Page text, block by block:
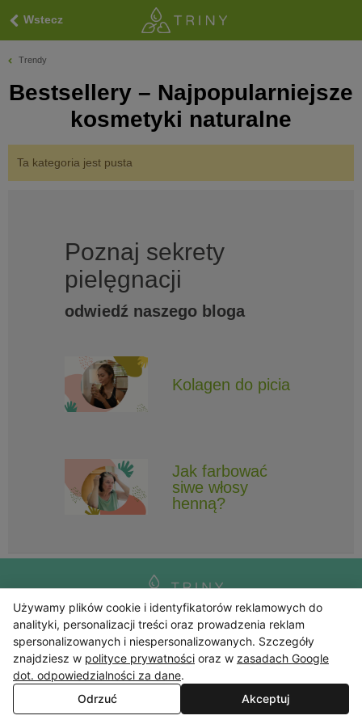
Wstecz
Trendy
Bestsellery – Najpopularniejsze
kosmetyki naturalne
Ta kategoria jest pusta
Poznaj sekrety
pielęgnacji
odwiedź naszego bloga
Kolagen do picia
Jak farbować
siwe włosy
henną?
Obserwuj Triny, by nie ominęły Cię najlepsze promocje i informacje
o nowościach.
Używamy plików cookie i identyfikatorów reklamowych do
analityki, personalizacji treści oraz prowadzenia reklam
spersonalizowanych i niespersonalizowanych. Szczegóły
znajdziesz w polityce prywatności oraz w zasadach Google
dot. odpowiedzialności za dane.
Odrzuć
Akceptuj